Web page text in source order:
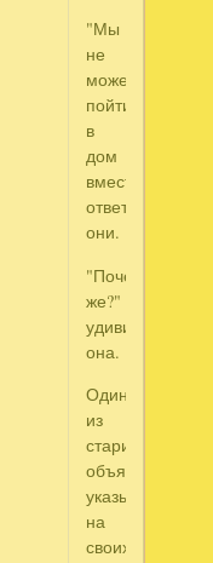
"Мы
не
можем
пойти
в
дом
вместе",
ответили
они.
"Почему
же?"
удивилась
она.
Один
из
стариков
объяснил,
указывая
на
своих